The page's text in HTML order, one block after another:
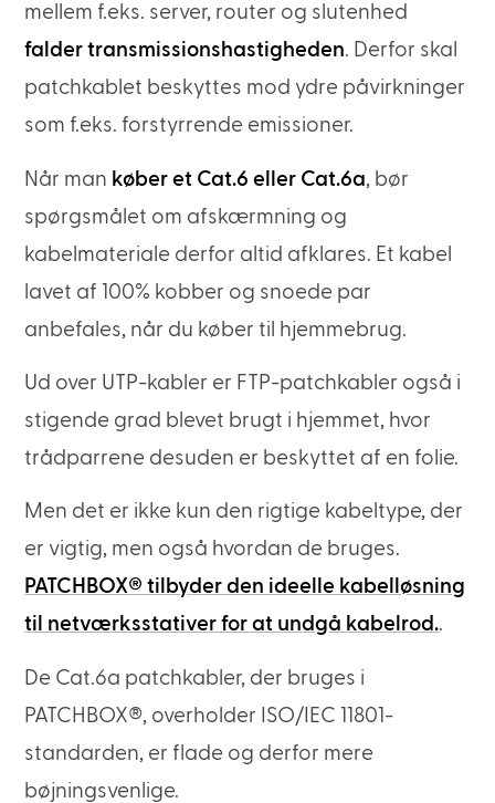
mellem f.eks. server, router og slutenhed
falder transmissionshastigheden. Derfor skal
patchkablet beskyttes mod ydre påvirkninger
som f.eks. forstyrrende emissioner.
Når man køber et Cat.6 eller Cat.6a, bør
spørgsmålet om afskærmning og
kabelmateriale derfor altid afklares. Et kabel
lavet af 100% kobber og snoede par
anbefales, når du køber til hjemmebrug.
Ud over UTP-kabler er FTP-patchkabler også i
stigende grad blevet brugt i hjemmet, hvor
trådparrene desuden er beskyttet af en folie.
Men det er ikke kun den rigtige kabeltype, der
er vigtig, men også hvordan de bruges.
PATCHBOX® tilbyder den ideelle kabelløsning
til netværksstativer for at undgå kabelrod..
De Cat.6a patchkabler, der bruges i
PATCHBOX®, overholder ISO/IEC 11801-
standarden, er flade og derfor mere
bøjningsvenlige.